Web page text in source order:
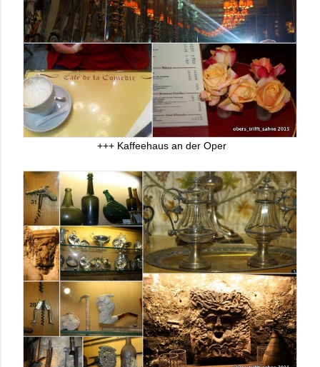
+++ Kaffeehaus an der Oper